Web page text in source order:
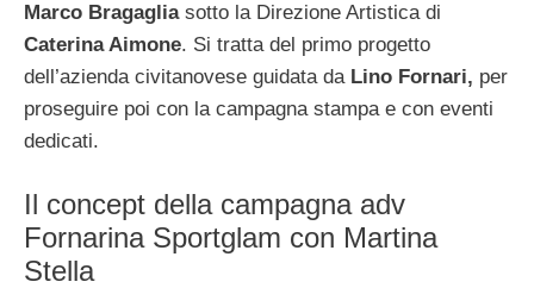
Marco Bragagliasotto la Direzione Artistica di
Caterina Aimone. Si tratta del primo progetto
dell’azienda civitanovese guidata da Lino Fornari, per
proseguire poi con la campagna stampa e con eventi
dedicati.
Il concept della campagna adv
Fornarina Sportglam con Martina
Stella